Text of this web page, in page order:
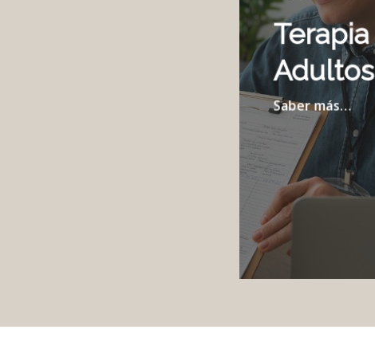
Terapia
Adultos
Saber más…